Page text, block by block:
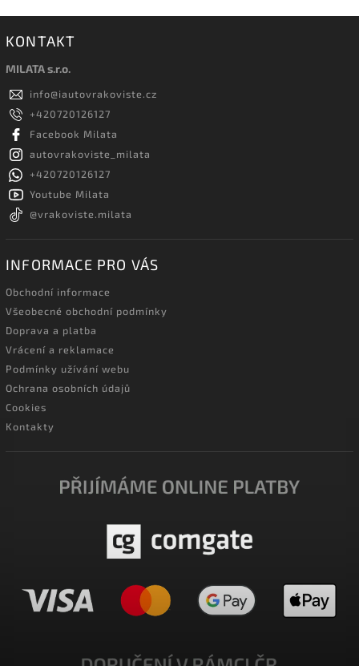
KONTAKT
MILATA s.r.o.
info@iautovrakoviste.cz
+420720126127
Facebook Milata
autovrakoviste_milata
+420720126127
Youtube Milata
@vrakoviste.milata
INFORMACE PRO VÁS
Obchodní informace
Všeobecné obchodní podmínky
Doprava a platba
Vrácení a reklamace
Podmínky užívání webu
Ochrana osobních údajů
Cookies
Kontakty